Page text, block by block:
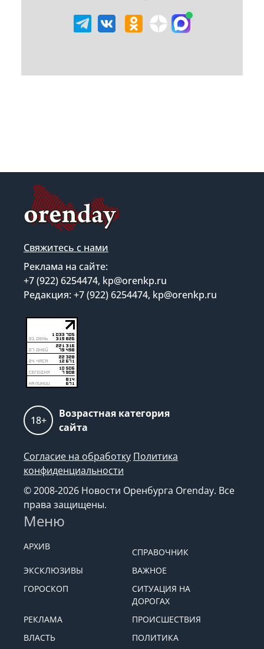
Свяжитесь с нами
Реклама на сайте:
+7 (922) 6254474, kp@orenkp.ru
Редакция: +7 (922) 6254474, kp@orenkp.ru
18+
Возрастная категория
сайта
Согласие на обработку Политика
конфиденциальности
© 2008-2026 Новости Оренбурга Orenday. Все
права защищены.
Меню
АРХИВ
СПРАВОЧНИК
ЭКСКЛЮЗИВЫ
ВАЖНОЕ
ГОРОСКОП
СИТУАЦИЯ НА
ДОРОГАХ
РЕКЛАМА
ПРОИСШЕСТВИЯ
ВЛАСТЬ
ПОЛИТИКА